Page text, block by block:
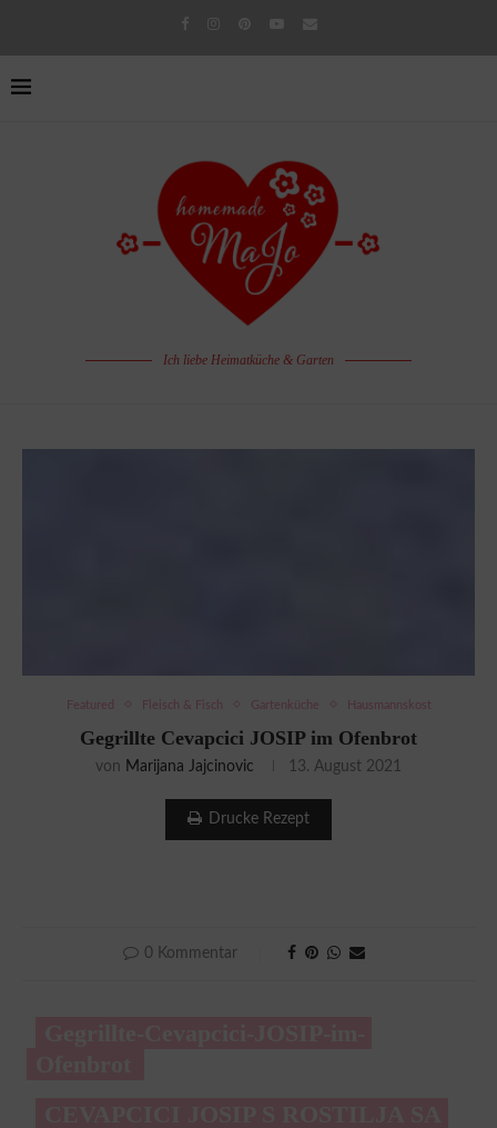
Ich liebe Heimatküche & Garten
Featured Fleisch & Fisch Gartenküche Hausmannskost
Gegrillte Cevapcici JOSIP im Ofenbrot
von Marijana Jajcinovic 13. August 2021
Drucke Rezept
0 Kommentar